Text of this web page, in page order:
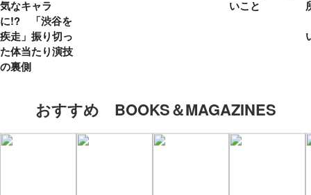
気なキャラ
に!? 「渋谷を
疾走」振り切っ
た体当たり演技
の裏側
いこと
おすすめ BOOKS＆MAGAZINES